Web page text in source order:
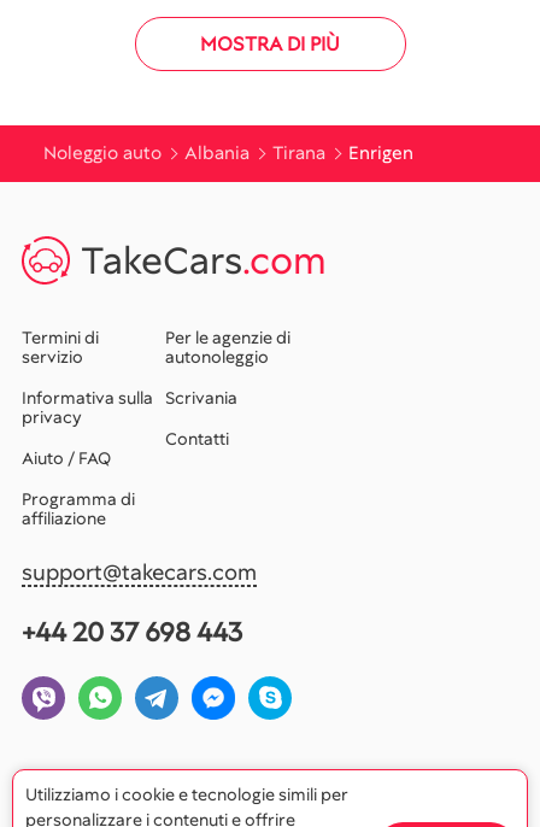
MOSTRA DI PIÙ
Noleggio auto Albania Tirana Enrigen
TakeCars.com
Termini di
servizio
Informativa sulla
privacy
Aiuto / FAQ
Programma di
affiliazione
Per le agenzie di
autonoleggio
Scrivania
Contatti
support@takecars.com
+44 20 37 698 443
Utilizziamo i cookie e tecnologie simili per
personalizzare i contenuti e offrire